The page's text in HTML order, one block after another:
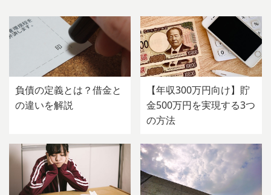
負債の定義とは？借金と
の違いを解説
【年収300万円向け】貯
金500万円を実現する3つ
の方法